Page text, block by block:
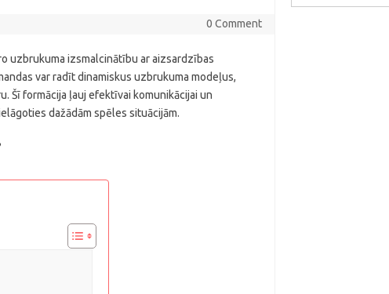
0 Comment
uzbrukuma izsmalcinātību ar aizsardzības
var radīt dinamiskus uzbrukuma modeļus,
Šī formācija ļauj efektīvai komunikācijai un
dažādām spēles situācijām.
for: